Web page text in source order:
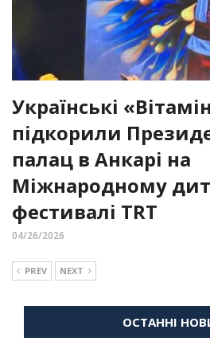
Українські
підкорили
палац в Анкарі на
Міжнародному
фестивалі TRT
04/26/2026
PREV NEXT
ОСТАННІ